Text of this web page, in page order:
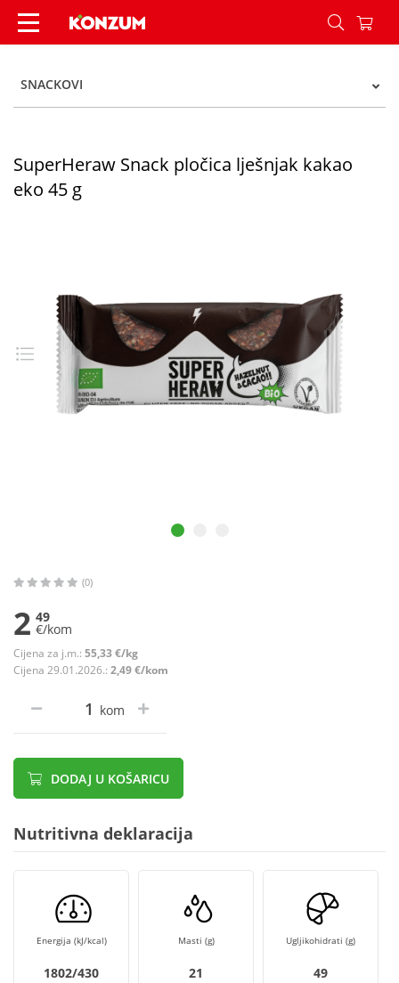
SuperHeraw Snack pločica lješnjak kakao eko 45
SNACKOVI
SuperHeraw Snack pločica lješnjak kakao
eko 45 g
(0)
2 49
€/kom
Cijena za j.m.: 55,33 €/kg
Cijena 29.01.2026.: 2,49 €/kom
kom
DODAJ U KOŠARICU
Nutritivna deklaracija
Energija (kJ/kcal)
1802/430
Masti (g)
21
Ugljikohidrati (g)
49